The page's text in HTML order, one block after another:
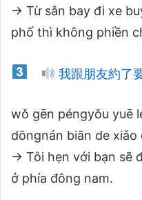
→ Từ sân bay đi xe
phố thì không phiền
我跟朋友約了
wǒ gēn péngyǒu yuē
dōngnán biān de xiǎo
→ Tôi hẹn với bạn sẽ
ở phía đông nam.